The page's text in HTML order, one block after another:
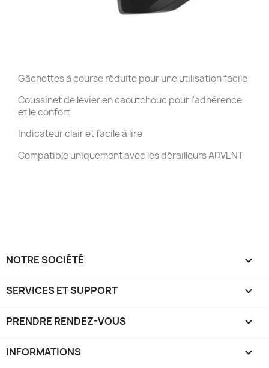
Gâchettes à course réduite pour une utilisation facile
Coussinet de levier en caoutchouc pour l'adhérence
et le confort
Indicateur clair et facile à lire
Compatible uniquement avec les dérailleurs ADVENT
NOTRE SOCIÉTÉ 
SERVICES ET SUPPORT 
PRENDRE RENDEZ-VOUS 
INFORMATIONS keyboard_arrow_down